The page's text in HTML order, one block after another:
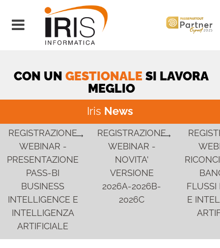
Open menu
CON UN GESTIONALE SI LAVORA
MEGLIO
Iris News
REGISTRAZIONE
WEBINAR -
PRESENTAZIONE
PASS-BI
BUSINESS
INTELLIGENCE E
INTELLIGENZA
ARTIFICIALE
REGISTRAZIONE
WEBINAR -
NOVITA'
VERSIONE
2026A-2026B-
2026C
FLUSSI
E